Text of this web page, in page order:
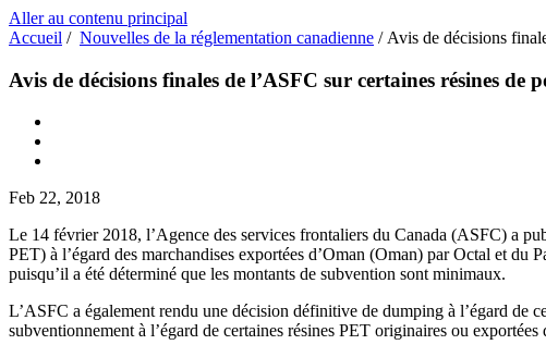
Aller au contenu principal
Accueil / Nouvelles de la réglementation canadienne / Avis de décisions
Avis de décisions finales de l’ASFC sur certaines résines de
Feb 22, 2018
Le 14 février 2018, l’Agence des services frontaliers du Canada (ASFC) a
PET) à l’égard des marchandises exportées d’Oman (Oman) par Octal et du
puisqu’il a été déterminé que les montants de subvention sont minimaux.
L’ASFC a également rendu une décision définitive de dumping à l’égard de
subventionnement à l’égard de certaines résines PET originaires ou exportées